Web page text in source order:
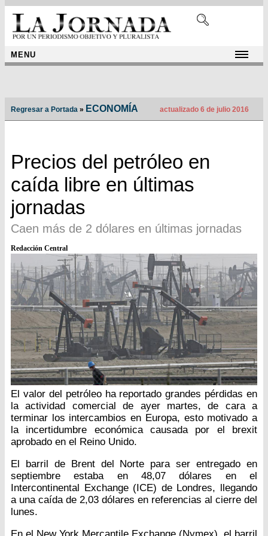
MENU
Regresar a Portada » ECONOMÍA actualizado 6 de julio 2016
Precios del petróleo en
caída libre en últimas
jornadas
Caen más de 2 dólares en últimas jornadas
Redacción Central
El valor del petróleo ha reportado grandes pérdidas en
la actividad comercial de ayer martes, de cara a
terminar los intercambios en Europa, esto motivado a
la incertidumbre económica causada por el brexit
aprobado en el Reino Unido.
El barril de Brent del Norte para ser entregado en
septiembre estaba en 48,07 dólares en el
Intercontinental Exchange (ICE) de Londres, llegando
a una caída de 2,03 dólares en referencias al cierre del
lunes.